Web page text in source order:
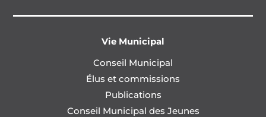
Vie Municipal
Conseil Municipal
Élus et commissions
Publications
Conseil Municipal des Jeunes